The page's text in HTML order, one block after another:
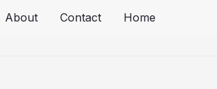
About Contact Home